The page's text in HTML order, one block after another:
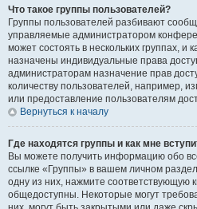
Что такое группы пользователей?
Группы пользователей разбивают
управляемые администратором
может состоять в нескольких группах, и
назначены индивидуальные права
администраторам назначение прав
количеству пользователей, например,
или предоставление пользователям
Вернуться к началу
Где находятся группы и как мне
Вы можете получить информацию обо
ссылке «Группы» в вашем личном
одну из них, нажмите соответствующую
общедоступны. Некоторые могут